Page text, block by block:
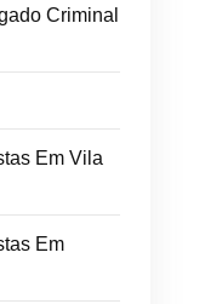
Criminal
Em Vila
Em